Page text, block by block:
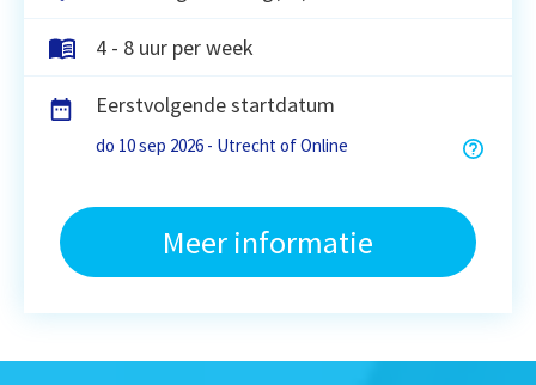
4 - 8 uur per week
Eerstvolgende startdatum
do 10 sep 2026 - Utrecht of Online
Meer informatie